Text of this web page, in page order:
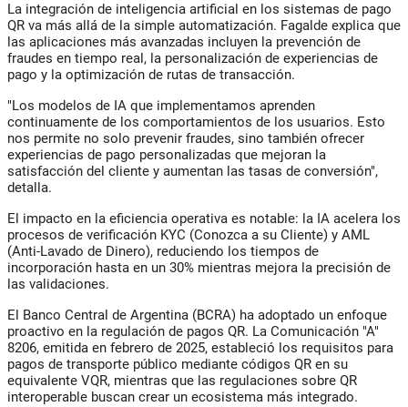
La integración de inteligencia artificial en los sistemas de pago
QR va más allá de la simple automatización. Fagalde explica que
las aplicaciones más avanzadas incluyen la prevención de
fraudes en tiempo real, la personalización de experiencias de
pago y la optimización de rutas de transacción.
"Los modelos de IA que implementamos aprenden
continuamente de los comportamientos de los usuarios. Esto
nos permite no solo prevenir fraudes, sino también ofrecer
experiencias de pago personalizadas que mejoran la
satisfacción del cliente y aumentan las tasas de conversión",
detalla.
El impacto en la eficiencia operativa es notable: la IA acelera los
procesos de verificación KYC (Conozca a su Cliente) y AML
(Anti-Lavado de Dinero), reduciendo los tiempos de
incorporación hasta en un 30% mientras mejora la precisión de
las validaciones.
El Banco Central de Argentina (BCRA) ha adoptado un enfoque
proactivo en la regulación de pagos QR. La Comunicación "A"
8206, emitida en febrero de 2025, estableció los requisitos para
pagos de transporte público mediante códigos QR en su
equivalente VQR, mientras que las regulaciones sobre QR
interoperable buscan crear un ecosistema más integrado.